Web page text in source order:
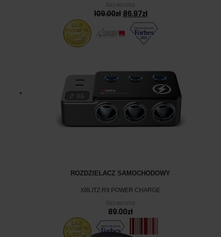
Akcesoria
109.00zł Pierwotna
cena
wynosiła:
109.00zł.
86.97złAktualna
cena
wynosi:
86.97zł.
ROZDZIELACZ SAMOCHODOWY
XBLITZ R9 POWER CHARGE
Akcesoria
89.00zł